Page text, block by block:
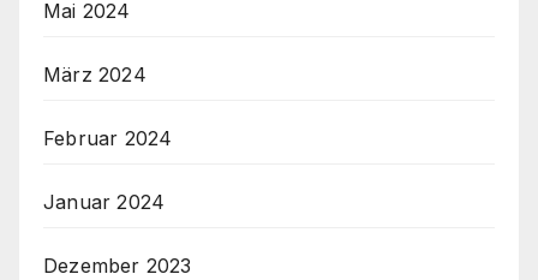
Mai 2024
März 2024
Februar 2024
Januar 2024
Dezember 2023